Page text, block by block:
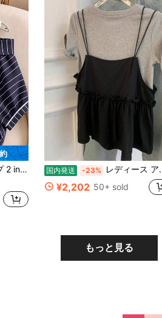
ト レディース
国内発送 -23% レディース アメリカンスタイル グレー ツーピース サテンストラップ 半袖 Tシャツ 夏 フロントショルダー 高級感 シングルウェア トップス カットソー ドッキング 異素材 レイヤード風 ゆったり 体型カバー 着痩せ
¥2,202 50+ sold
もっと見る